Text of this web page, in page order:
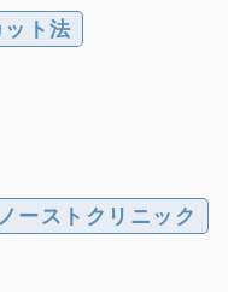
ト法
ーストクリニック